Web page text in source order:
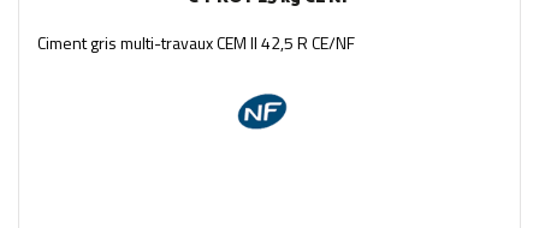
Ciment gris multi-travaux CEM II 42,5 R CE/NF